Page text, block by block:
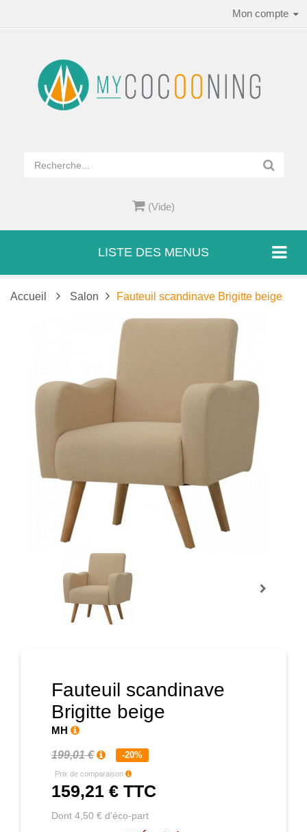
Mon compte
(Vide)
LISTE DES MENUS
Accueil Salon Fauteuil scandinave Brigitte beige
Fauteuil scandinave
Brigitte beige
MH
199,01 € -20%
Prix de comparaison
159,21 € TTC
Dont 4,50 € d'éco-part